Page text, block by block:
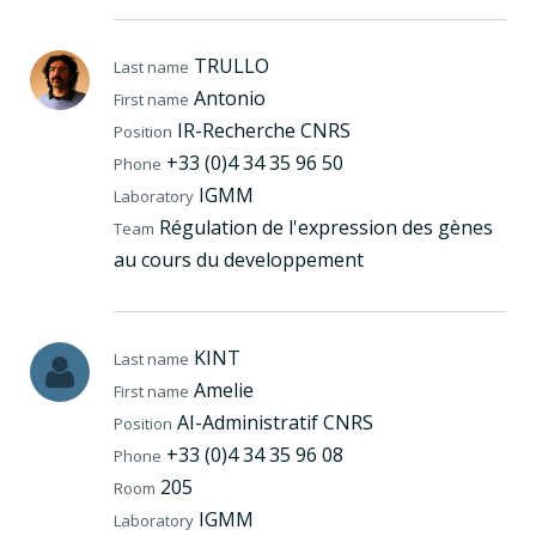
Last name TRULLO
First name Antonio
Position IR-Recherche CNRS
Phone +33 (0)4 34 35 96 50
Laboratory IGMM
Team Régulation de l'expression des gènes
au cours du developpement
Last name KINT
First name Amelie
Position AI-Administratif CNRS
Phone +33 (0)4 34 35 96 08
Room 205
Laboratory IGMM